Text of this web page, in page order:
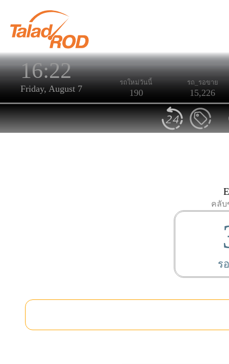
16:22
Friday, August 7
รถใหม่วันนี้
190
รถ_รอขาย
15,226
คลับ
ร